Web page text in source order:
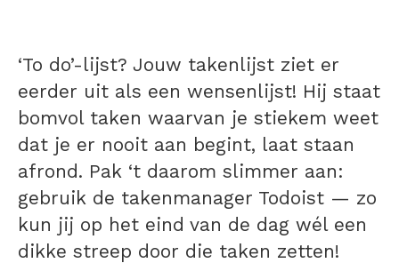
‘To do’-lijst? Jouw takenlijst ziet er
eerder uit als een wensenlijst! Hij staat
bomvol taken waarvan je stiekem weet
dat je er nooit aan begint, laat staan
afrond. Pak ‘t daarom slimmer aan:
gebruik de takenmanager Todoist — zo
kun jij op het eind van de dag wél een
dikke streep door die taken zetten!